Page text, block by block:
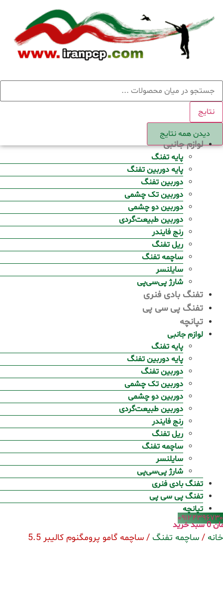
content
جستجو
.
نتایج
دیدن همه نتایج
لوازم جانبی
پایه تفنگ
پایه دوربین تفنگ
دوربین تفنگ
دوربین تک چشمی
دوربین دو چشمی
دوربین طبیعت‌گردی
رنج فایندر
ریل تفنگ
ساچمه تفنگ
سایلنسر
شارژ پی‌سی‌پی
تفنگ بادی فنری
تفنگ پی سی پی
تپانچه
لوازم جانبی
پایه تفنگ
پایه دوربین تفنگ
دوربین تفنگ
دوربین تک چشمی
دوربین دو چشمی
دوربین طبیعت‌گردی
رنج فایندر
ریل تفنگ
ساچمه تفنگ
سایلنسر
شارژ پی‌سی‌پی
تفنگ بادی فنری
تفنگ پی سی پی
تپانچه
۰۹۱۲۴۳۹۶۷۳۰
0سبد خرید
خانه / ساچمه تفنگ / ساچمه گامو پرومگنوم کالیبر 5.5